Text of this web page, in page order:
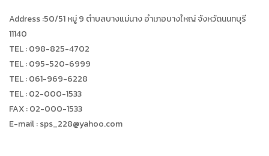
Address :50/51 หมู่ 9 ตำบลบางแม่นาง อำเภอบางใหญ่ จังหวัดนนทบุรี
11140
TEL : 098-825-4702
TEL : 095-520-6999
TEL : 061-969-6228
TEL : 02-000-1533
FAX : 02-000-1533
E-mail : sps_228@yahoo.com